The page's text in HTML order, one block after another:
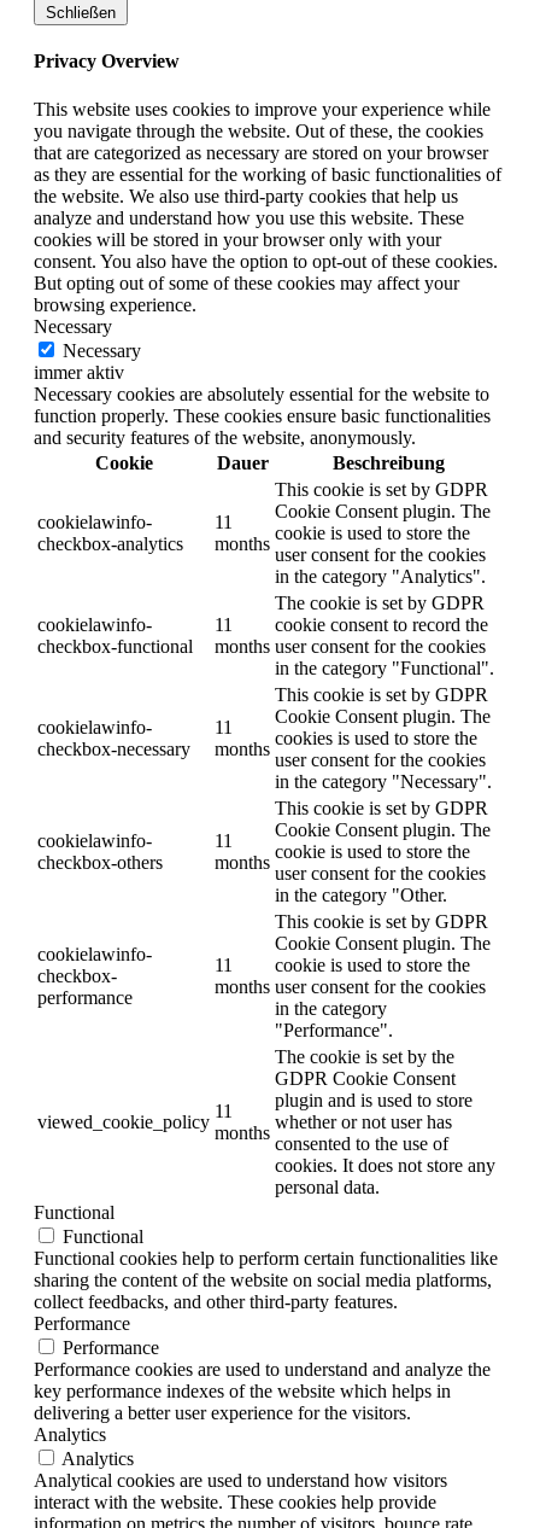
Schließen
Privacy Overview
This website uses cookies to improve your experience while
you navigate through the website. Out of these, the cookies
that are categorized as necessary are stored on your browser
as they are essential for the working of basic functionalities of
the website. We also use third-party cookies that help us
analyze and understand how you use this website. These
cookies will be stored in your browser only with your
consent. You also have the option to opt-out of these cookies.
But opting out of some of these cookies may affect your
browsing experience.
Necessary
Necessary
immer aktiv
Necessary cookies are absolutely essential for the website to
function properly. These cookies ensure basic functionalities
and security features of the website, anonymously.
Cookie
Dauer Beschreibung
cookielawinfo-
checkbox-analytics
11
months
This cookie is set by GDPR
Cookie Consent plugin. The
cookie is used to store the
user consent for the cookies
in the category "Analytics".
cookielawinfo-
checkbox-functional
11
months
The cookie is set by GDPR
cookie consent to record the
user consent for the cookies
in the category "Functional".
cookielawinfo-
checkbox-necessary
11
months
This cookie is set by GDPR
Cookie Consent plugin. The
cookies is used to store the
user consent for the cookies
in the category "Necessary".
cookielawinfo-
checkbox-others
11
months
This cookie is set by GDPR
Cookie Consent plugin. The
cookie is used to store the
user consent for the cookies
in the category "Other.
cookielawinfo-
checkbox-
performance
11
months
This cookie is set by GDPR
Cookie Consent plugin. The
cookie is used to store the
user consent for the cookies
in the category
"Performance".
viewed_cookie_policy
11
months
The cookie is set by the
GDPR Cookie Consent
plugin and is used to store
whether or not user has
consented to the use of
cookies. It does not store any
personal data.
Functional
Functional
Functional cookies help to perform certain functionalities like
sharing the content of the website on social media platforms,
collect feedbacks, and other third-party features.
Performance
Performance
Performance cookies are used to understand and analyze the
key performance indexes of the website which helps in
delivering a better user experience for the visitors.
Analytics
Analytics
Analytical cookies are used to understand how visitors
interact with the website. These cookies help provide
information on metrics the number of visitors, bounce rate,